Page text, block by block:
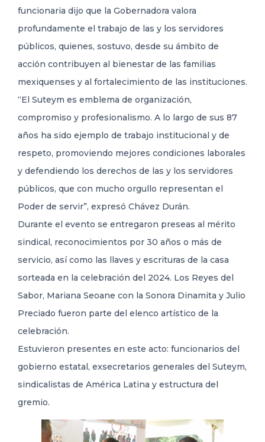
funcionaria dijo que la Gobernadora valora
profundamente el trabajo de las y los servidores
públicos, quienes, sostuvo, desde su ámbito de
acción contribuyen al bienestar de las familias
mexiquenses y al fortalecimiento de las instituciones.
“El Suteym es emblema de organización,
compromiso y profesionalismo. A lo largo de sus 87
años ha sido ejemplo de trabajo institucional y de
respeto, promoviendo mejores condiciones laborales
y defendiendo los derechos de las y los servidores
públicos, que con mucho orgullo representan el
Poder de servir”, expresó Chávez Durán.
Durante el evento se entregaron preseas al mérito
sindical, reconocimientos por 30 años o más de
servicio, así como las llaves y escrituras de la casa
sorteada en la celebración del 2024. Los Reyes del
Sabor, Mariana Seoane con la Sonora Dinamita y Julio
Preciado fueron parte del elenco artístico de la
celebración.
Estuvieron presentes en este acto: funcionarios del
gobierno estatal, exsecretarios generales del Suteym,
sindicalistas de América Latina y estructura del
gremio.